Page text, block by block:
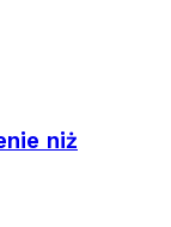
niż